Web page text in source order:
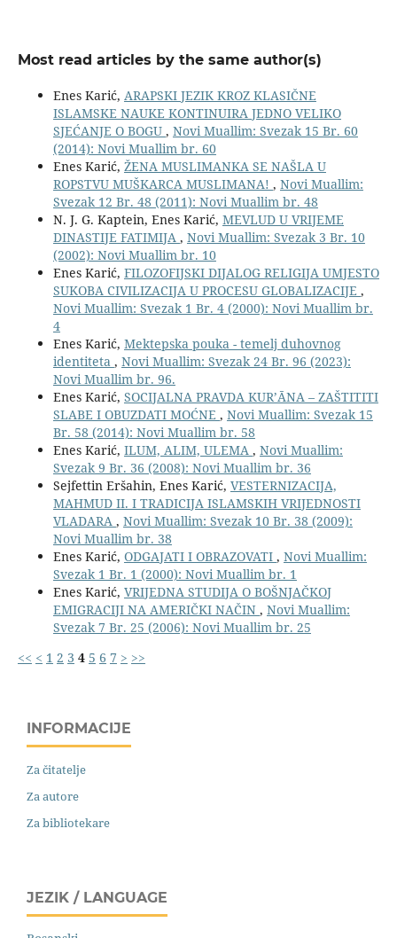
Most read articles by the same author(s)
Enes Karić, ARAPSKI JEZIK KROZ KLASIČNE
ISLAMSKE NAUKE KONTINUIRA JEDNO VELIKO
SJEĆANJE O BOGU , Novi Muallim: Svezak 15 Br. 60
(2014): Novi Muallim br. 60
Enes Karić, ŽENA MUSLIMANKA SE NAŠLA U
ROPSTVU MUŠKARCA MUSLIMANA! , Novi Muallim:
Svezak 12 Br. 48 (2011): Novi Muallim br. 48
N. J. G. Kaptein, Enes Karić, MEVLUD U VRIJEME
DINASTIJE FATIMIJA , Novi Muallim: Svezak 3 Br. 10
(2002): Novi Muallim br. 10
Enes Karić, FILOZOFIJSKI DIJALOG RELIGIJA UMJESTO
SUKOBA CIVILIZACIJA U PROCESU GLOBALIZACIJE ,
Novi Muallim: Svezak 1 Br. 4 (2000): Novi Muallim br.
4
Enes Karić, Mektepska pouka - temelj duhovnog
identiteta , Novi Muallim: Svezak 24 Br. 96 (2023):
Novi Muallim br. 96.
Enes Karić, SOCIJALNA PRAVDA KUR’ĀNA – ZAŠTITITI
SLABE I OBUZDATI MOĆNE , Novi Muallim: Svezak 15
Br. 58 (2014): Novi Muallim br. 58
Enes Karić, ILUM, ALIM, ULEMA , Novi Muallim:
Svezak 9 Br. 36 (2008): Novi Muallim br. 36
Sejfettin Eršahin, Enes Karić, VESTERNIZACIJA,
MAHMUD II. I TRADICIJA ISLAMSKIH VRIJEDNOSTI
VLADARA , Novi Muallim: Svezak 10 Br. 38 (2009):
Novi Muallim br. 38
Enes Karić, ODGAJATI I OBRAZOVATI , Novi Muallim:
Svezak 1 Br. 1 (2000): Novi Muallim br. 1
Enes Karić, VRIJEDNA STUDIJA O BOŠNJAČKOJ
EMIGRACIJI NA AMERIČKI NAČIN , Novi Muallim:
Svezak 7 Br. 25 (2006): Novi Muallim br. 25
<< < 1 2 3 4 5 6 7 > >>
INFORMACIJE
Za čitatelje
Za autore
Za bibliotekare
JEZIK / LANGUAGE